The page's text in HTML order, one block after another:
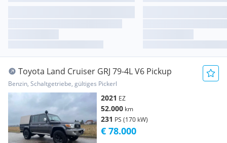
Toyota Land Cruiser GRJ 79-4L V6 Pickup
Benzin, Schaltgetriebe, gültiges Pickerl
2021 EZ
52.000 km
231 PS (170 kW)
€ 78.000